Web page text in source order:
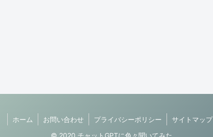
ホーム お問い合わせ プライバシーポリシー
サイトマップ